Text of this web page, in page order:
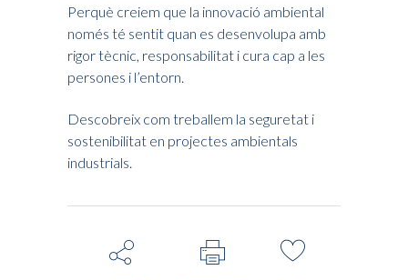
Perquè creiem que la innovació ambiental
només té sentit quan es desenvolupa amb
rigor tècnic, responsabilitat i cura cap a les
persones i l’entorn.
Descobreix com treballem la seguretat i
sostenibilitat en projectes ambientals
industrials.